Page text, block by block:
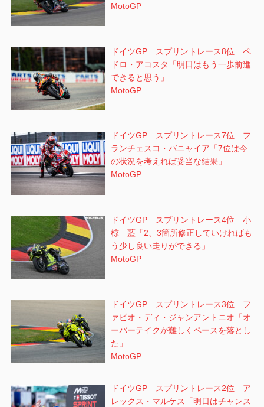
MotoGP
ドイツGP スプリントレース8位 ペ
ドロ・アコスタ「明日はもう一歩前進
できると思う」
MotoGP
ドイツGP スプリントレース7位 フ
ランチェスコ・バニャイア「7位は今
の状況を考えれば妥当な結果」
MotoGP
ドイツGP スプリントレース4位 小
椋 藍「2、3箇所修正していければも
う少し良い走りができる」
MotoGP
ドイツGP スプリントレース3位 フ
ァビオ・ディ・ジャンアントニオ「オ
ーバーテイクが難しくペースを落とし
た」
MotoGP
ドイツGP スプリントレース2位 ア
レックス・マルケス「明日はチャンス